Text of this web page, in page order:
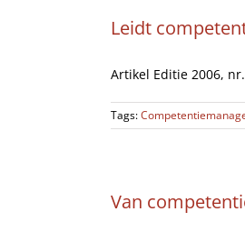
Leidt
Artikel Editie 2006,
Tags:
Van